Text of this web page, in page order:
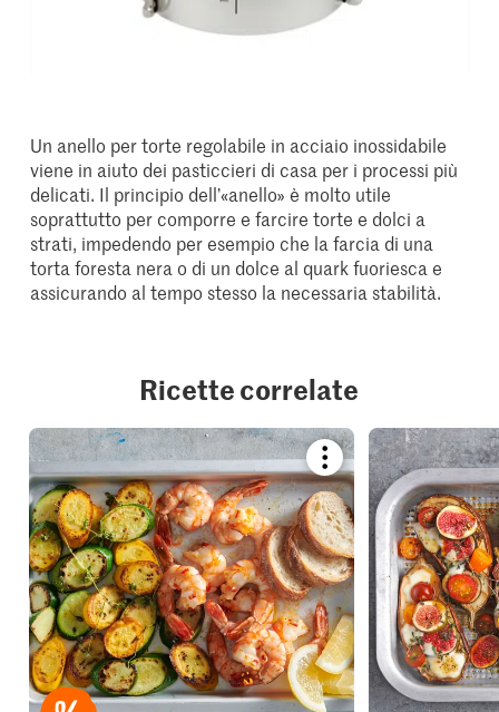
Un anello per torte regolabile in acciaio inossidabile
viene in aiuto dei pasticcieri di casa per i processi più
delicati. Il principio dell’«anello» è molto utile
soprattutto per comporre e farcire torte e dolci a
strati, impedendo per esempio che la farcia di una
torta foresta nera o di un dolce al quark fuoriesca e
assicurando al tempo stesso la necessaria stabilità.
Ricette correlate
Bookmark
recipe
or
add
it
to
your
collections.